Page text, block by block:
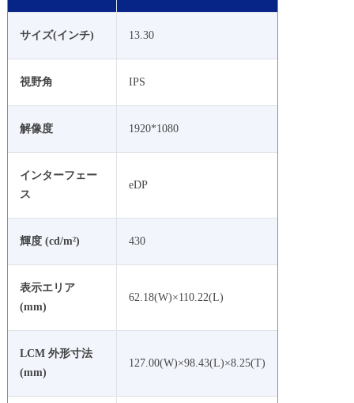
サイズ(インチ) 13.30
視野角 IPS
解像度 1920*1080
インターフェー
ス
eDP
輝度 (cd/m²) 430
表示エリア
(mm)
62.18(W)×110.22(L)
LCM 外形寸法
(mm)
127.00(W)×98.43(L)×8.25(T)